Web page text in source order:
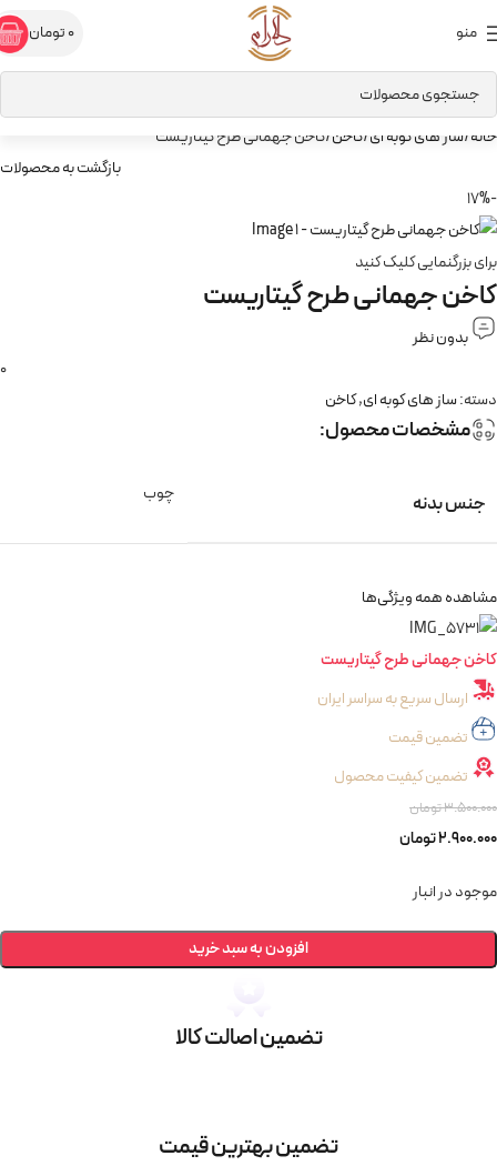
منو 0تومان
خانه ساز های کوبه ای کاخن کاخن جهمانی طرح گیتاریست
بازگشت به محصولات
-17%
برای بزرگنمایی کلیک کنید
کاخن جهمانی طرح گیتاریست
بدون نظر
0
دسته:ساز های کوبه ای,کاخن
مشخصات محصول:
جنس بدنه چوب
مشاهده همه ویژگی‌ها
کاخن جهمانی طرح گیتاریست
ارسال سریع به سراسر ایران
تضمین قیمت
تضمین کیفیت محصول
3.500.000تومان
2.900.000تومان
موجود در انبار
افزودن به سبد خرید
تضمین اصالت کالا
تضمین بهترین قیمت